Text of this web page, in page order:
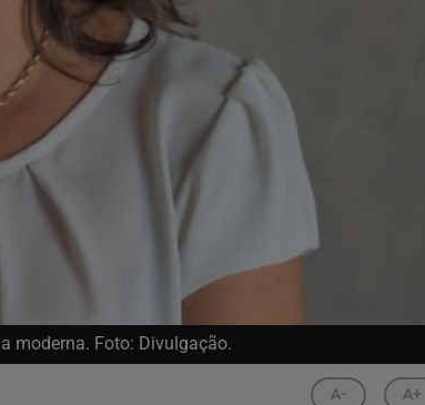
moderna. Foto: Divulgação.
A- A+